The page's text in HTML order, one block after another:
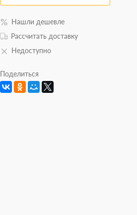
Нашли дешевле
Рассчитать доставку
Недоступно
Поделиться